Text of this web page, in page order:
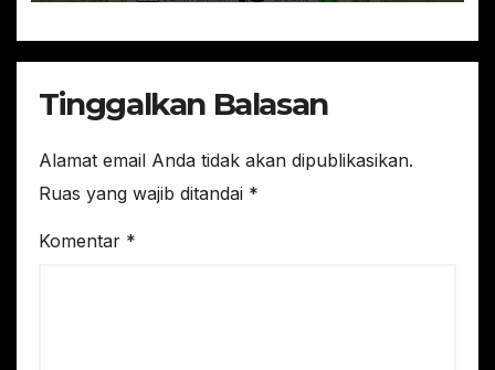
Tinggalkan Balasan
Alamat email Anda tidak akan dipublikasikan.
Ruas yang wajib ditandai *
Komentar *